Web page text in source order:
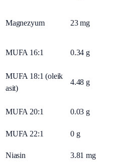
Magnezyum 23 mg
MUFA 16:1 0.34 g
MUFA 18:1 (oleik
asit)
4.48 g
MUFA 20:1 0.03 g
MUFA 22:1 0 g
Niasin 3.81 mg